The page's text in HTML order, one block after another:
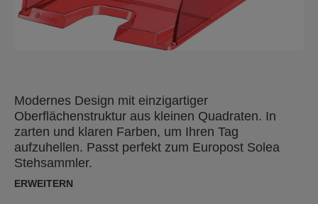
Modernes Design mit einzigartiger
Oberflächenstruktur aus kleinen Quadraten. In
zarten und klaren Farben, um Ihren Tag
aufzuhellen. Passt perfekt zum Europost Solea
Stehsammler.
ERWEITERN